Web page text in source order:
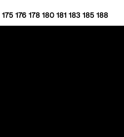
175 176 178 180 181 183 185 188